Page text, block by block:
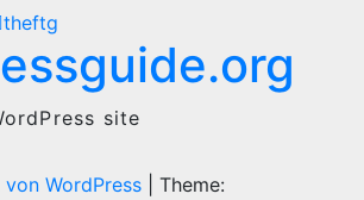
theftg
site
WordPress
Theme: